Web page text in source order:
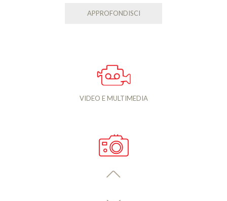
APPROFONDISCI
VIDEO E MULTIMEDIA